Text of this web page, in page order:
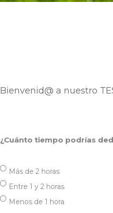
Bienvenid@ a nuestro
¿Cuánto tiempo podrías
Más de 2 horas
Entre 1 y 2 horas
Menos de 1 hora